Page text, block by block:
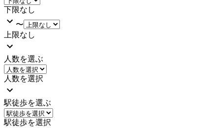
下限なし
〜
上限なし
人数を選ぶ
人数を選択
駅徒歩を選ぶ
駅徒歩を選択